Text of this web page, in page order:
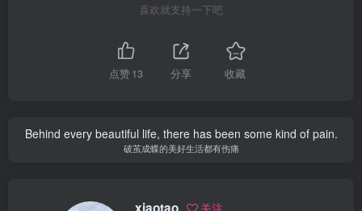
喜欢就支持一下吧
点赞13 分享 收藏
Behind every beautiful life, there has been some kind of pain.
破茧成蝶的美好生活都有伤痛